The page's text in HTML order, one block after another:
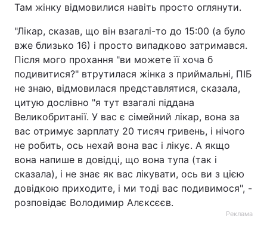
Там жінку відмовилися навіть просто оглянути.
"Лікар, сказав, що він взагалі-то до 15:00 (а було
вже близько 16) і просто випадково затримався.
Після мого прохання "ви можете її хоча б
подивитися?" втрутилася жінка з приймальні, ПІБ
не знаю, відмовилася представлятися, сказала,
цитую дослівно "я тут взагалі піддана
Великобританії. У вас є сімейний лікар, вона за
вас отримує зарплату 20 тисяч гривень, і нічого
не робить, ось нехай вона вас і лікує. А якщо
вона напише в довідці, що вона тупа (так і
сказала), і не знає як вас лікувати, ось ви з цією
довідкою приходите, і ми тоді вас подивимося", -
розповідає Володимир Алєксєєв.
Реклама